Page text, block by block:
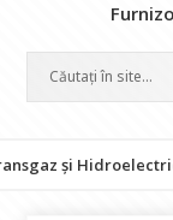
Hidroelectrica: